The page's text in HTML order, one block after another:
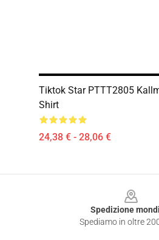
Tiktok Star PTTT2805
Shirt
24,38 € - 28,06 €
Spedizione
Spediamo in oltre